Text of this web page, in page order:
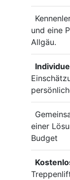
und eine
Allgäu.
einer
Budget